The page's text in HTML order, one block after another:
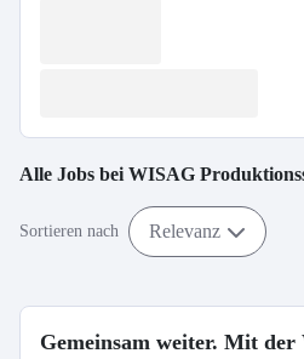
Alle Jobs bei WISAG
Sortieren nach Relevanz
Gemeinsam weiter. Mit